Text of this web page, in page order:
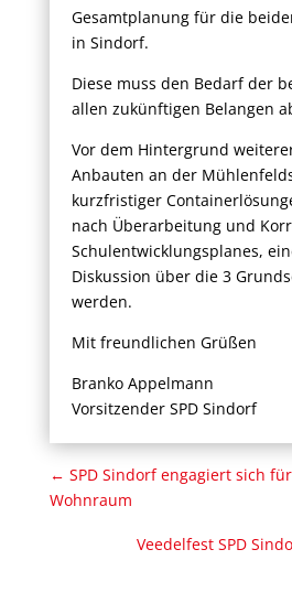
Gesamtplanung für die
in Sindorf.
Diese muss den Bedarf der
allen zukünftigen Belangen
Vor dem Hintergrund
Anbauten an der
kurzfristiger
nach Überarbeitung und
Schulentwicklungsplanes,
Diskussion über die 3
werden.
Mit freundlichen Grüßen
Branko Appelmann
Vorsitzender SPD Sindorf
← SPD Sindorf engagiert sich
Wohnraum
Veedelfest SPD